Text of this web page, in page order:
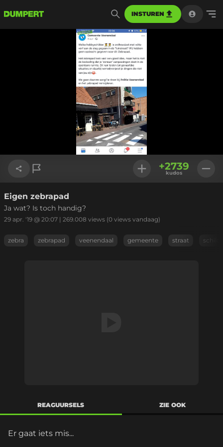
INSTUREN
Link kopiëren
+2739
kudos
Eigen zebrapad
Ja wat? Is toch handig?
29 apr. '19 @ 20:07 | 269.008 views (0 views vandaag)
zebra zebrapad veenendaal gemeente straat
REAGUURSELS ZIE OOK
Er gaat iets mis...